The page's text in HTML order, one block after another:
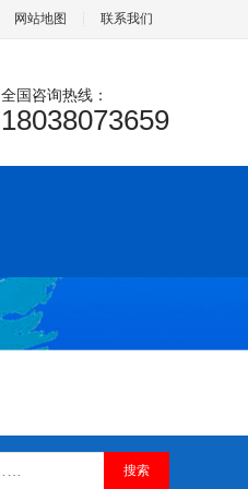
网站地图 联系我们
全国咨询热线：
18038073659
搜索